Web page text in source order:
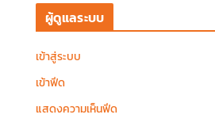
ผู้ดูแลระบบ
เข้าสู่ระบบ
เข้าฟีด
แสดงความเห็นฟีด